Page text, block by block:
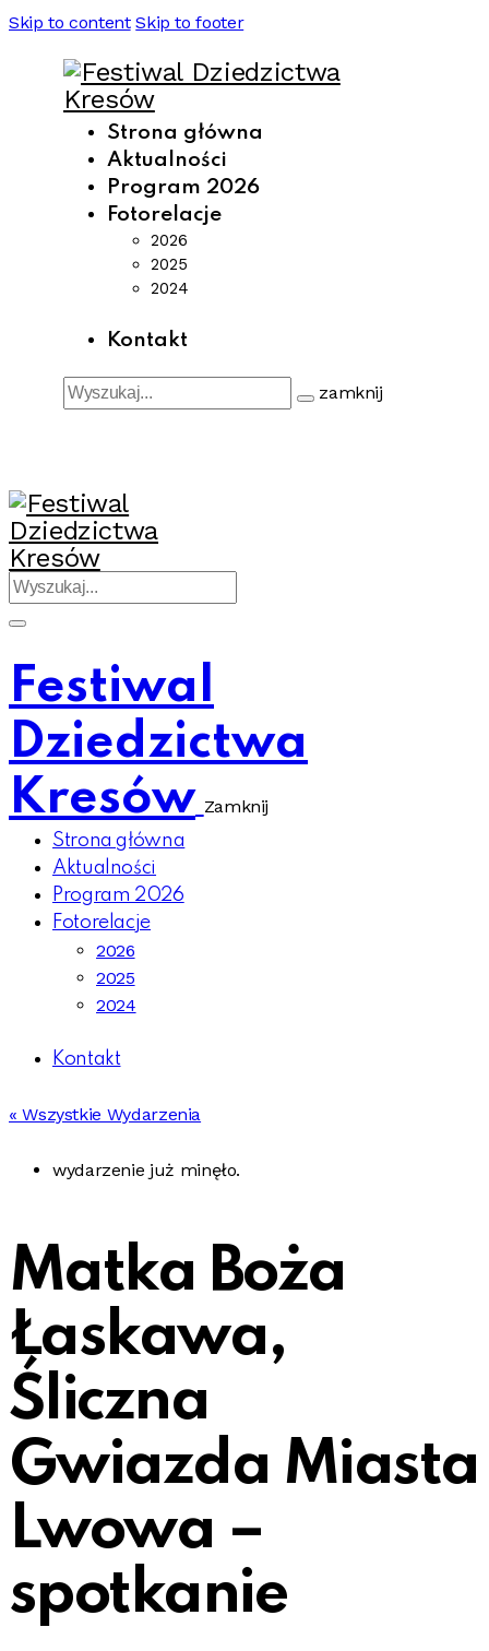
Skip to content Skip to footer
Strona główna
Aktualności
Program 2026
Fotorelacje
2026
2025
2024
Kontakt
zamknij
Festiwal
Dziedzictwa
Kresów Zamknij
Strona główna
Aktualności
Program 2026
Fotorelacje
2026
2025
2024
Kontakt
« Wszystkie Wydarzenia
wydarzenie już minęło.
Matka Boża
Łaskawa,
Śliczna
Gwiazda Miasta
Lwowa –
spotkanie